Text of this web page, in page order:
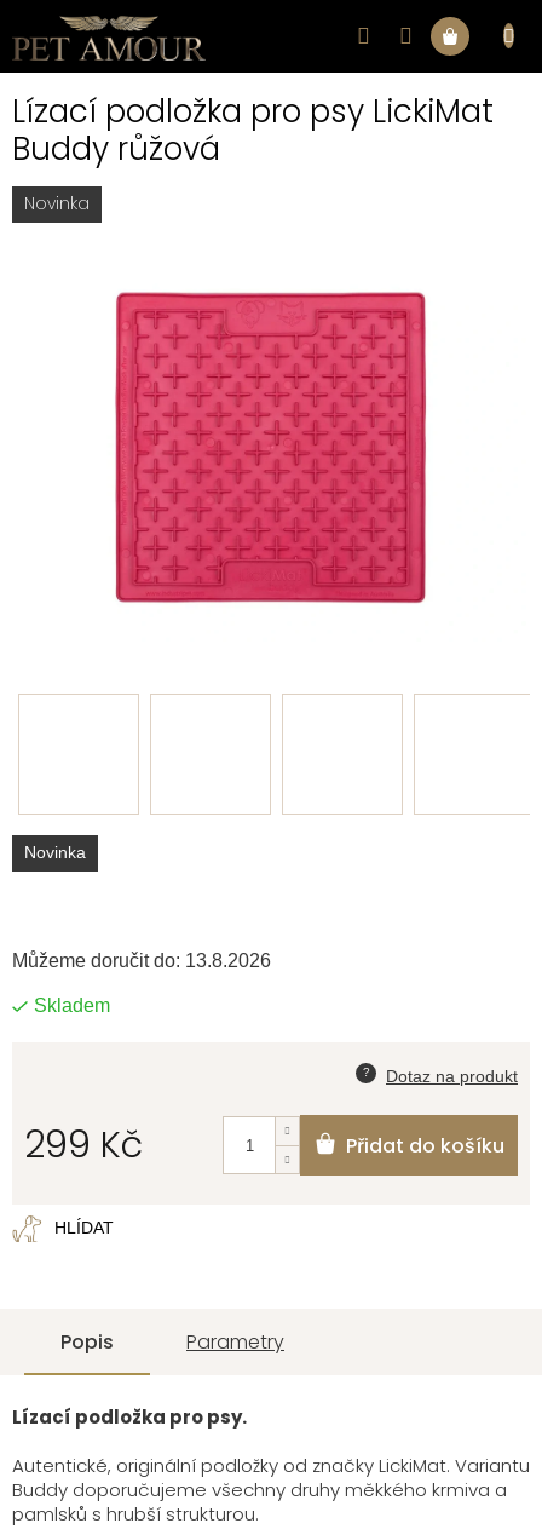
obsah
Nákupní
košík
Lízací podložka pro psy LickiMat
Buddy růžová
Novinka
Novinka
Skladem
Můžeme doručit do: 13.8.2026
299 Kč Přidat do košíku
HLÍDAT
Popis Parametry
Lízací podložka pro psy.
Autentické, originální podložky od značky LickiMat. Variantu
Buddy doporučujeme všechny druhy měkkého krmiva a
pamlsků s hrubší strukturou.